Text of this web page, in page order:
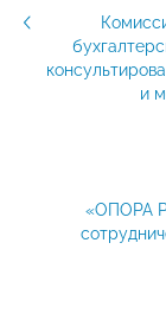
и
«ОПОРА